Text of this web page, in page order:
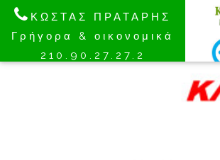
ΚΩΣΤΑΣ ΠΡΑΤΑΡΗΣ
Γρήγορα & οικονομικά
210.90.27.27.2